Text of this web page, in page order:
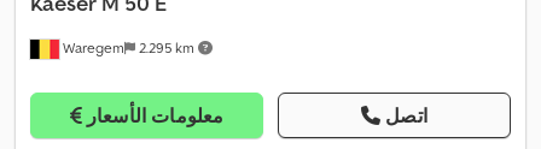
Waregem 2.295 km
معلومات الأسعار اتصل